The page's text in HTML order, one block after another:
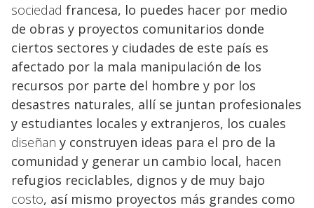
sociedad francesa, lo puedes hacer por medio
de obras y proyectos comunitarios donde
ciertos sectores y ciudades de este país es
afectado por la mala manipulación de los
recursos por parte del hombre y por los
desastres naturales, allí se juntan profesionales
y estudiantes locales y extranjeros, los cuales
diseñan y construyen ideas para el pro de la
comunidad y generar un cambio local, hacen
refugios reciclables, dignos y de muy bajo
costo, así mismo proyectos más grandes como